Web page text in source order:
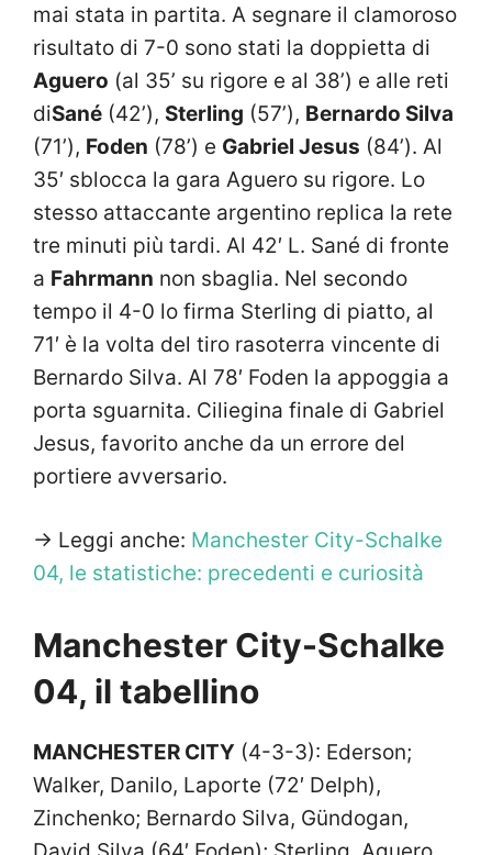
mai stata in partita. A segnare il clamoroso
risultato di 7-0 sono stati la doppietta di
Aguero (al 35’ su rigore e al 38’) e alle reti
diSané (42’), Sterling (57’), Bernardo Silva
(71’), Foden (78’) e Gabriel Jesus (84’). Al
35′ sblocca la gara Aguero su rigore. Lo
stesso attaccante argentino replica la rete
tre minuti più tardi. Al 42′ L. Sané di fronte
a Fahrmann non sbaglia. Nel secondo
tempo il 4-0 lo firma Sterling di piatto, al
71′ è la volta del tiro rasoterra vincente di
Bernardo Silva. Al 78′ Foden la appoggia a
porta sguarnita. Ciliegina finale di Gabriel
Jesus, favorito anche da un errore del
portiere avversario.
-> Leggi anche: Manchester City-Schalke
04, le statistiche: precedenti e curiosità
Manchester City-Schalke
04, il tabellino
MANCHESTER CITY (4-3-3): Ederson;
Walker, Danilo, Laporte (72′ Delph),
Zinchenko; Bernardo Silva, Gündogan,